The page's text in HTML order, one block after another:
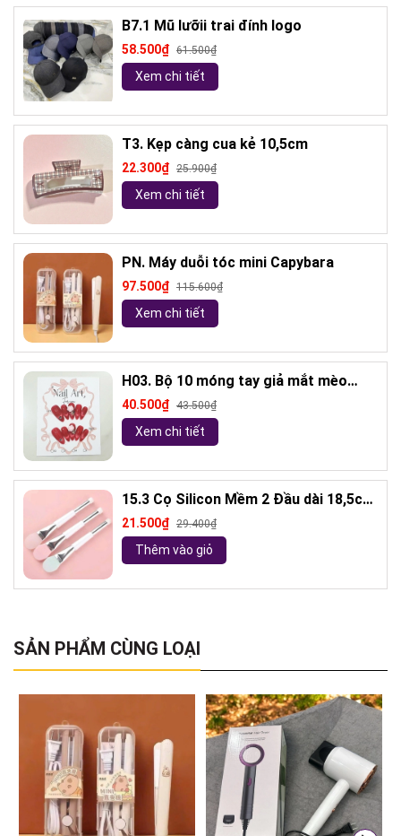
B7.1 Mũ lưỡii trai đính logo
58.500₫ 61.500₫
Xem chi tiết
T3. Kẹp càng cua kẻ 10,5cm
22.300₫ 25.900₫
Xem chi tiết
PN. Máy duỗi tóc mini Capybara
97.500₫ 115.600₫
Xem chi tiết
H03. Bộ 10 móng tay giả mắt mèo
kèm keo và giũa móng (ngẫu nhiên)
40.500₫ 43.500₫
Xem chi tiết
15.3 Cọ Silicon Mềm 2 Đầu dài 18,5cm
( ngẫu nhiên)
21.500₫ 29.400₫
Thêm vào giỏ
SẢN PHẨM CÙNG LOẠI